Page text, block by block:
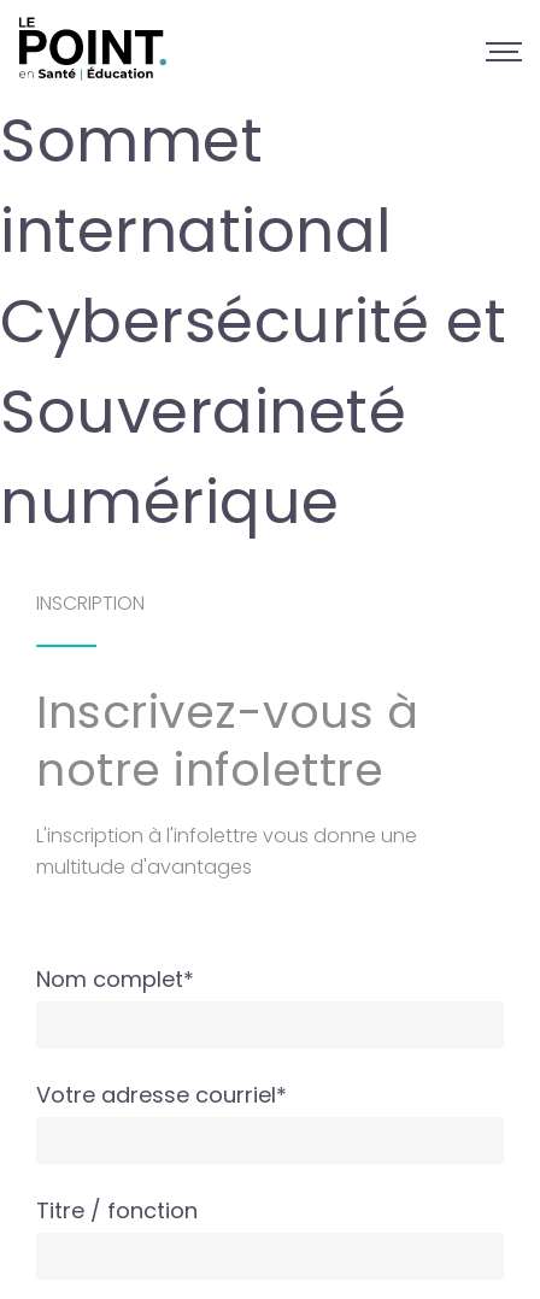
Sommet
international
Cybersécurité et
Souveraineté
numérique
INSCRIPTION
Inscrivez-vous à
notre infolettre
L'inscription à l'infolettre vous donne une
multitude d'avantages
Nom complet*
Votre adresse courriel*
Titre / fonction